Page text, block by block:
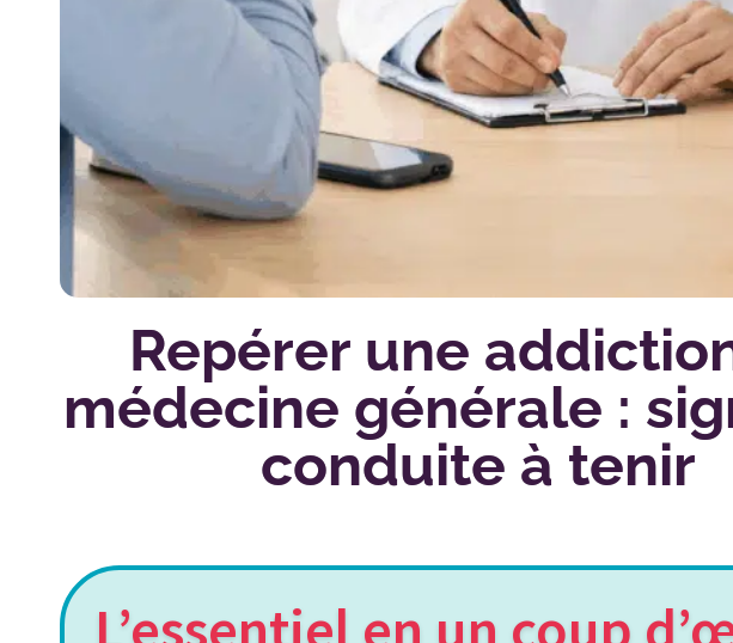
Repérer une
médecine générale :
conduite à tenir
L’essentiel en un coup